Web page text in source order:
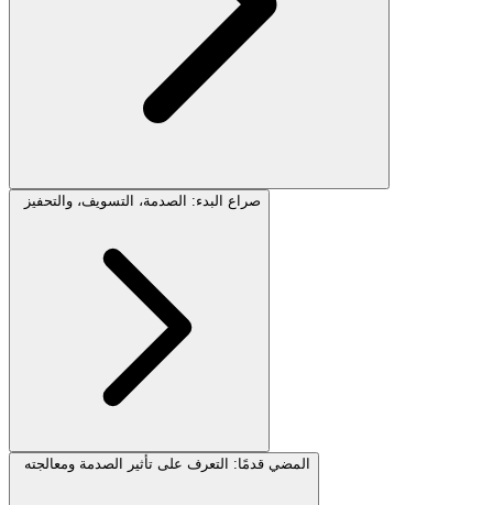
صراع البدء: الصدمة، التسويف، والتحفيز
المضي قدمًا: التعرف على تأثير الصدمة ومعالجته